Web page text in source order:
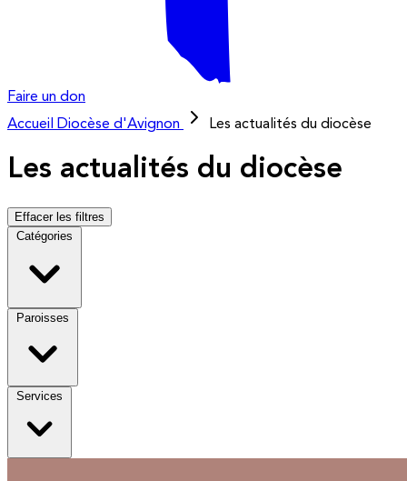
Faire un don
Accueil
Diocèse d'Avignon Les actualités du diocèse
Les actualités du diocèse
Effacer les filtres
Catégories
Paroisses
Services